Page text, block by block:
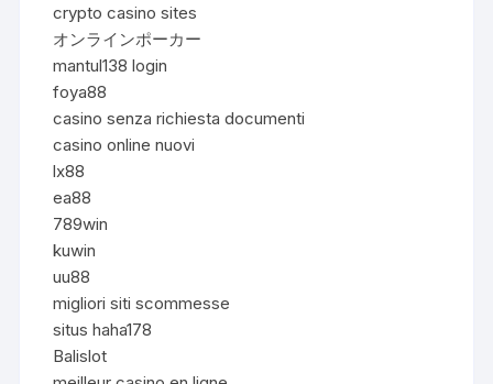
crypto casino sites
オンラインポーカー
mantul138 login
foya88
casino senza richiesta documenti
casino online nuovi
lx88
ea88
789win
kuwin
uu88
migliori siti scommesse
situs haha178
Balislot